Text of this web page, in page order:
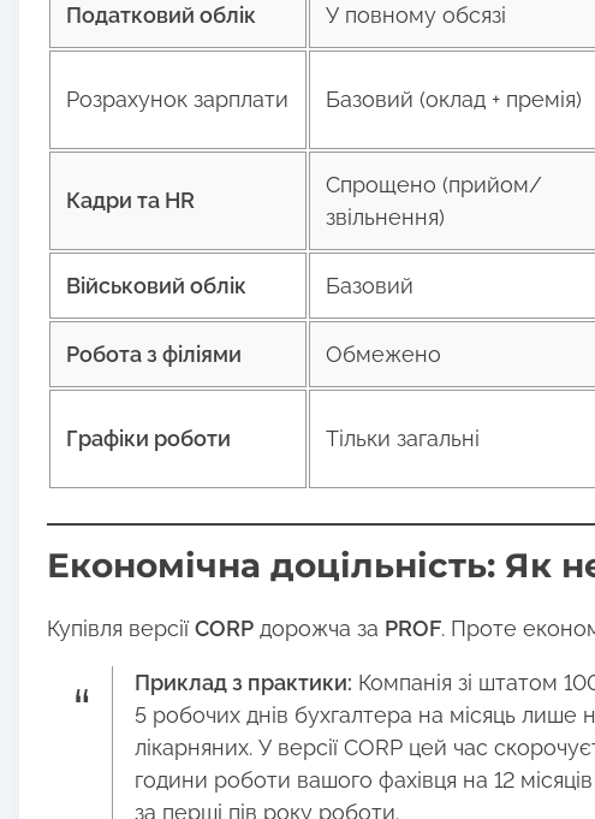
Податковий облік У повному обсязі
Розрахунок зарплати Базовий (оклад + премія)
Кадри та HR
Спрощено (прийом/
звільнення)
Військовий облік Базовий
Робота з філіями Обмежено
Графіки роботи Тільки загальні
Економічна доцільність: Як
Купівля версії CORPдорожча за PROF. Проте
Приклад з практики: Компанія зі штатом
5 робочих днів бухгалтера на місяць лише
лікарняних. У версії CORP цей час
години роботи вашого фахівця на 12
за перші пів року роботи.